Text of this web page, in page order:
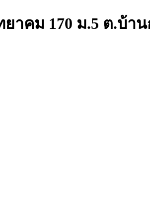
170 ม.5 ต.บ้า